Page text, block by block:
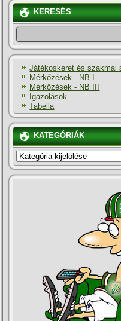
KERESÉS
Játékoskeret és szakmai
Mérkőzések - NB I
Mérkőzések - NB III
Igazolások
Tabella
KATEGÓRIÁK
KATEGÓRIÁK